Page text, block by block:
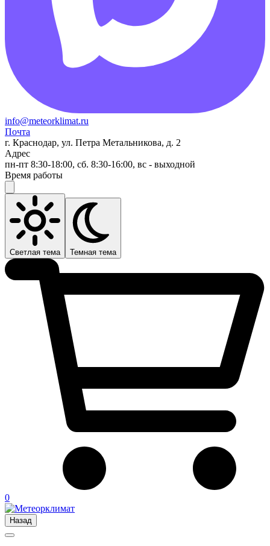
info@meteorklimat.ru
Почта
г. Краснодар, ул. Петра Метальникова, д. 2
Адрес
пн-пт 8:30-18:00, сб. 8:30-16:00, вс - выходной
Время работы
Светлая тема Темная тема
0
Назад